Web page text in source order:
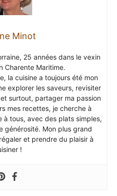
Minot
25 années dans le vexin
Charente Maritime.
la cuisine a toujours été mon
explorer les saveurs, revisiter
surtout, partager ma passion
mes recettes, je cherche à
à tous, avec des plats simples,
générosité. Mon plus grand
et prendre du plaisir à
!